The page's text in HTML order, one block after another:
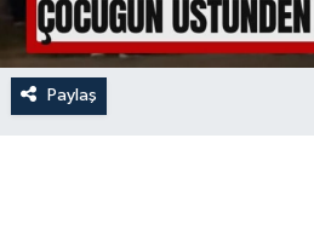
Paylaş
DÜNYA
ROPORTAJ